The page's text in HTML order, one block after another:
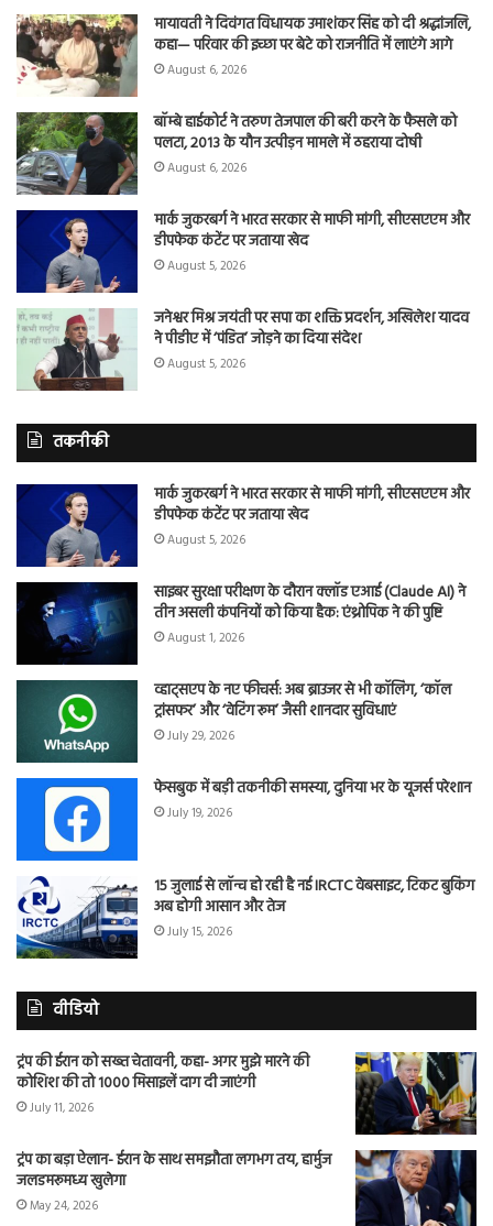
मायावती ने दिवंगत विधायक उमाशंकर सिंह को दी श्रद्धांजलि,
कहा— परिवार की इच्छा पर बेटे को राजनीति में लाएंगे आगे
August 6, 2026
बॉम्बे हाईकोर्ट ने तरुण तेजपाल की बरी करने के फैसले को
पलटा, 2013 के यौन उत्पीड़न मामले में ठहराया दोषी
August 6, 2026
मार्क जुकरबर्ग ने भारत सरकार से माफी मांगी, सीएसएएम और
डीपफेक कंटेंट पर जताया खेद
August 5, 2026
जनेश्वर मिश्र जयंती पर सपा का शक्ति प्रदर्शन, अखिलेश यादव
ने पीडीए में ‘पंडित’ जोड़ने का दिया संदेश
August 5, 2026
तकनीकी
मार्क जुकरबर्ग ने भारत सरकार से माफी मांगी, सीएसएएम और
डीपफेक कंटेंट पर जताया खेद
August 5, 2026
साइबर सुरक्षा परीक्षण के दौरान क्लॉड एआई (Claude AI) ने
तीन असली कंपनियों को किया हैक: एंथ्रोपिक ने की पुष्टि
August 1, 2026
व्हाट्सएप के नए फीचर्स: अब ब्राउजर से भी कॉलिंग, ‘कॉल
ट्रांसफर’ और ‘वेटिंग रूम’ जैसी शानदार सुविधाएं
July 29, 2026
फेसबुक में बड़ी तकनीकी समस्या, दुनिया भर के यूजर्स परेशान
July 19, 2026
15 जुलाई से लॉन्च हो रही है नई IRCTC वेबसाइट, टिकट बुकिंग
अब होगी आसान और तेज
July 15, 2026
वीडियो
ट्रंप की ईरान को सख्त चेतावनी, कहा- अगर मुझे मारने की
कोशिश की तो 1000 मिसाइलें दाग दी जाएंगी
July 11, 2026
ट्रंप का बड़ा ऐलान- ईरान के साथ समझौता लगभग तय, हार्मुज
जलडमरूमध्य खुलेगा
May 24, 2026